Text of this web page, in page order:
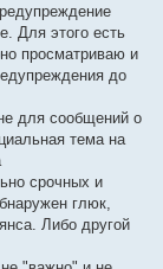
Для этого есть
просматриваю и
до
для сообщений о
тема на
срочных и
глюк,
Либо другой